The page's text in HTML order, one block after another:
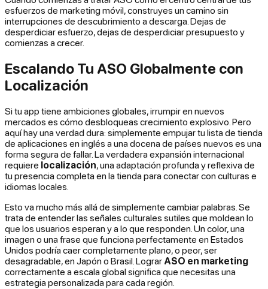
esfuerzos de marketing móvil, construyes un camino sin
interrupciones de descubrimiento a descarga. Dejas de
desperdiciar esfuerzo, dejas de desperdiciar presupuesto y
comienzas a crecer.
Escalando Tu ASO Globalmente con
Localización
Si tu app tiene ambiciones globales, irrumpir en nuevos
mercados es cómo desbloqueas crecimiento explosivo. Pero
aquí hay una verdad dura: simplemente empujar tu lista de tienda
de aplicaciones en inglés a una docena de países nuevos es una
forma segura de fallar. La verdadera expansión internacional
requiere localización, una adaptación profunda y reflexiva de
tu presencia completa en la tienda para conectar con culturas e
idiomas locales.
Esto va mucho más allá de simplemente cambiar palabras. Se
trata de entender las señales culturales sutiles que moldean lo
que los usuarios esperan y a lo que responden. Un color, una
imagen o una frase que funciona perfectamente en Estados
Unidos podría caer completamente plano, o peor, ser
desagradable, en Japón o Brasil. Lograr ASO en marketing
correctamente a escala global significa que necesitas una
estrategia personalizada para cada región.